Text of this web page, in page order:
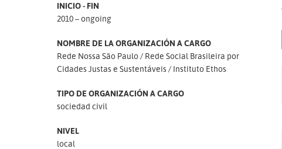
INICIO - FIN
2010 – ongoing
NOMBRE DE LA ORGANIZACIÓN A CARGO
Rede Nossa São Paulo
Rede Social Brasileira por
Cidades Justas e Sustentáveis
Instituto Ethos
TIPO DE ORGANIZACIÓN A CARGO
sociedad civil
NIVEL
local